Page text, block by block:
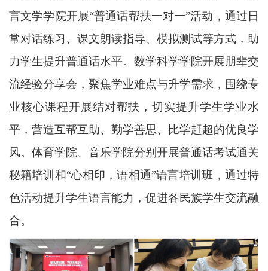
言文学学院开展“普通话帮扶一对一”活动，通过日
常对话练习、课文朗读指导、模拟测试等方式，助
力学生提升普通话水平。数学科学学院开展朋辈交
流经验分享会，聚焦学业难点与升学需求，围绕专
业核心课程开展结对帮扶，切实提升学生学业水
平，营造互帮互助、勤学善思、比学赶超的优良学
风。体育学院、音乐学院分别开展普通话考试通关
秘籍培训和“心相印，语相通”语言培训班，通过特
色活动提升学生语言能力，促进各民族学生交流融
合。